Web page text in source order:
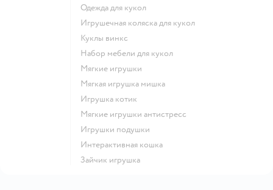
Одежда для кукол
Игрушечная коляска для кукол
Куклы винкс
Набор мебели для кукол
Мягкие игрушки
Мягкая игрушка мишка
Игрушка котик
Мягкие игрушки антистресс
Игрушки подушки
Интерактивная кошка
Зайчик игрушка